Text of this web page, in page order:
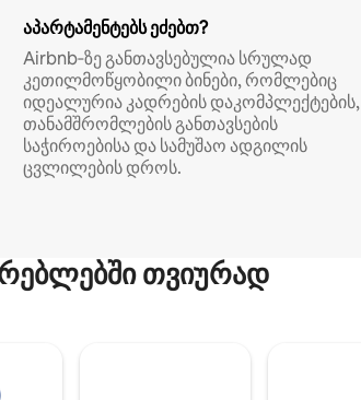
აპარტამენტებს ეძებთ?
Airbnb‑ზე განთავსებულია სრულად
კეთილმოწყობილი ბინები, რომლებიც
იდეალურია კადრების დაკომპლექტების,
თანამშრომლების განთავსების
საჭიროებისა და სამუშაო ადგილის
ცვლილების დროს.
თვიურად